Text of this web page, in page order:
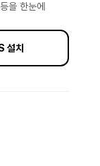
을 한눈에
설치